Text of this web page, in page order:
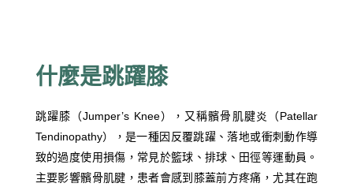
什麼是跳躍膝
跳躍膝（Jumper’s Knee），又稱髕骨肌腱炎（Patellar
Tendinopathy），是一種因反覆跳躍、落地或衝刺動作導
致的過度使用損傷，常見於籃球、排球、田徑等運動員。
主要影響髕骨肌腱，患者會感到膝蓋前方疼痛，尤其在跑